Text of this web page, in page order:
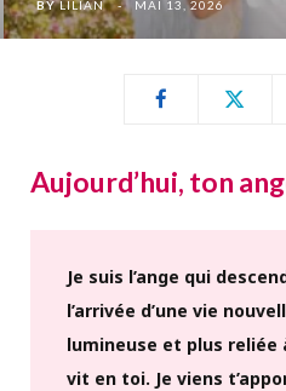
BY LILIAN MAI 13, 2026
Aujourd’hui, ton
Je suis l’ange qui
l’arrivée d’une vie
lumineuse et plus reliée
vit en toi. Je viens